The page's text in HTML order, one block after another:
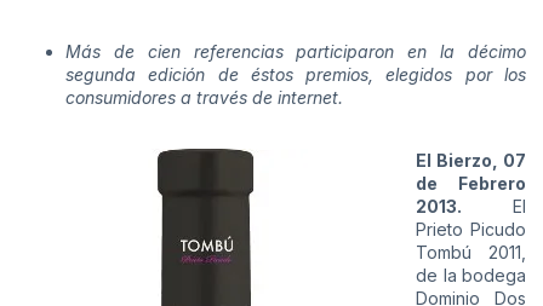
Más de cien referencias participaron en la décimo
segunda edición de éstos premios, elegidos por los
consumidores a través de internet.
El Bierzo, 07
de Febrero
2013. El
Prieto Picudo
Tombú 2011,
de la bodega
Dominio Dos